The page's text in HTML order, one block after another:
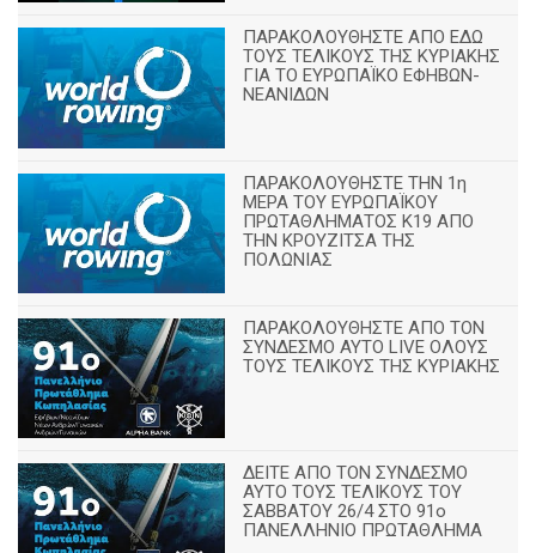
ΠΑΡΑΚΟΛΟΥΘΗΣΤΕ ΑΠΟ ΕΔΩ
ΤΟΥΣ ΤΕΛΙΚΟΥΣ ΤΗΣ ΚΥΡΙΑΚΗΣ
ΓΙΑ ΤΟ ΕΥΡΩΠΑΪΚΟ ΕΦΗΒΩΝ-
ΝΕΑΝΙΔΩΝ
ΠΑΡΑΚΟΛΟΥΘΗΣΤΕ ΤΗΝ 1η
ΜΕΡΑ ΤΟΥ ΕΥΡΩΠΑΪΚΟΥ
ΠΡΩΤΑΘΛΗΜΑΤΟΣ Κ19 ΑΠΟ
ΤΗΝ ΚΡΟΥΖΙΤΣΑ ΤΗΣ
ΠΟΛΩΝΙΑΣ
ΠΑΡΑΚΟΛΟΥΘΗΣΤΕ ΑΠΟ ΤΟΝ
ΣΥΝΔΕΣΜΟ ΑΥΤΟ LIVE ΟΛΟΥΣ
ΤΟΥΣ ΤΕΛΙΚΟΥΣ ΤΗΣ ΚΥΡΙΑΚΗΣ
ΔΕΙΤΕ ΑΠΟ ΤΟΝ ΣΥΝΔΕΣΜΟ
ΑΥΤΟ ΤΟΥΣ ΤΕΛΙΚΟΥΣ ΤΟΥ
ΣΑΒΒΑΤΟΥ 26/4 ΣΤΟ 91ο
ΠΑΝΕΛΛΗΝΙΟ ΠΡΩΤΑΘΛΗΜΑ